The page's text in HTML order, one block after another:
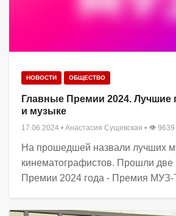
НОВОСТИ ОБЩЕСТВО
Главные Премии 2024. Лучшие
и музыке
17.06.2024 • Анастасия Сущевская • 👁 9639
На прошедшей назвали лучших
кинематографистов. Прошли две
Премии 2024 года - Премия МУЗ-